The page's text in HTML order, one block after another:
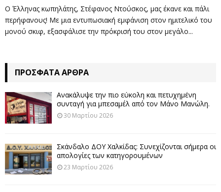
Ο Έλληνας κωπηλάτης, Στέφανος Ντούσκος, μας έκανε και πάλι
περήφανους! Με μια εντυπωσιακή εμφάνιση στον ημιτελικό του
μονού σκιφ, εξασφάλισε την πρόκρισή του στον μεγάλο...
ΠΡΌΣΦΑΤΑ ΆΡΘΡΑ
Ανακάλυψε την πιο εύκολη και πετυχημένη
συνταγή για μπεσαμέλ από τον Μάνο Μανώλη.
30 Μαρτίου 2026
Σκάνδαλο ΔΟΥ Χαλκίδας: Συνεχίζονται σήμερα οι
απολογίες των κατηγορουμένων
23 Μαρτίου 2026